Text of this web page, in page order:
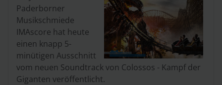
Paderborner
Musikschmiede
IMAscore hat heute
einen knapp 5-
minütigen Ausschnitt
vom neuen Soundtrack von Colossos - Kampf der
Giganten veröffentlicht.